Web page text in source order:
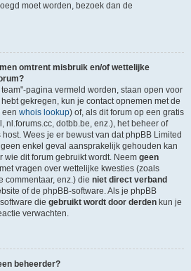
moet worden, bezoek dan de
omtrent misbruik en/of wettelijke
pagina vermeld worden, staan open voor
gekregen, kun je contact opnemen met de
een whois lookup) of, als dit forum op een gratis
nl.forums.cc, dotbb.be, enz.), het beheer of
Wees je er bewust van dat phpBB Limited
enkel geval aansprakelijk gehouden kan
wie dit forum gebruikt wordt. Neem geen
vragen over wettelijke kwesties (zoals
commentaar, enz.) die niet direct verband
of de phpBB-software. Als je phpBB
die gebruikt wordt door derden kun je
verwachten.
beheerder?